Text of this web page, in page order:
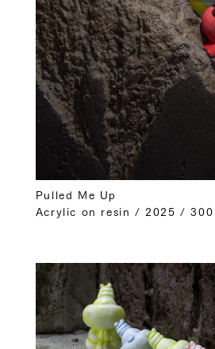
Pulled Me Up
Acrylic on resin / 2025 / 300